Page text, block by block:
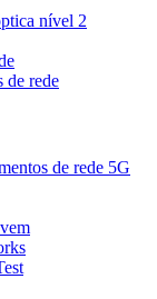
nível 2
de rede
de rede 5G